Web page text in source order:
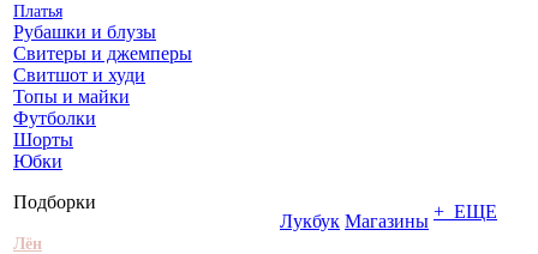
Платья
Рубашки и блузы
Свитеры и джемперы
Свитшот и худи
Топы и майки
Футболки
Шорты
Юбки
Подборки
Лён
Лукбук Магазины + ЕЩЕ